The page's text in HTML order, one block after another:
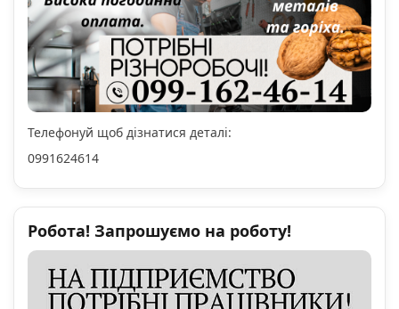
Телефонуй щоб дізнатися деталі:
0991624614
Робота! Запрошуємо на роботу!